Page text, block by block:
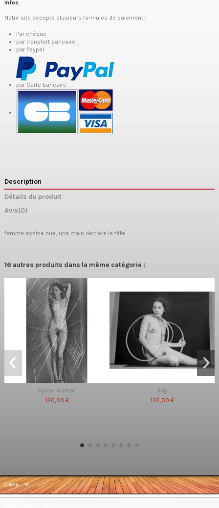
Infos
Notre site accepte plusieurs formules de paiement :
Par chèque
par transfert bancaire
par Paypal
par Carte bancaire
Description
Détails du produit
Avis(0)
femme assise nue, une main derrière la tête
16 autres produits dans la même catégorie :
Spider woman
120,00 €
Ady
120,00 €
Liens